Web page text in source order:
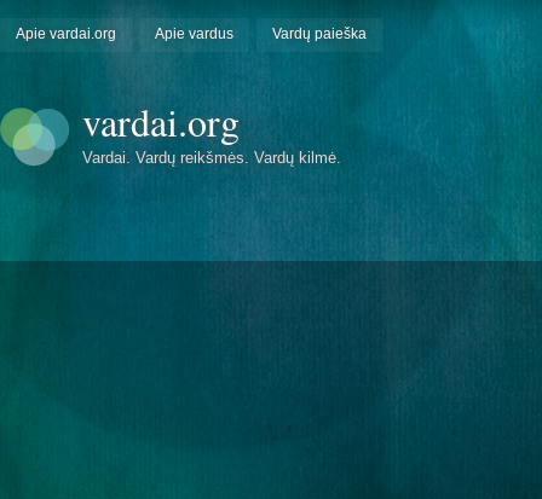
Apie vardai.org Apie vardus Vardų paieška
vardai.org
Vardai. Vardų reikšmės. Vardų kilmė.